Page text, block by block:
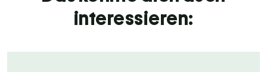
interessieren: